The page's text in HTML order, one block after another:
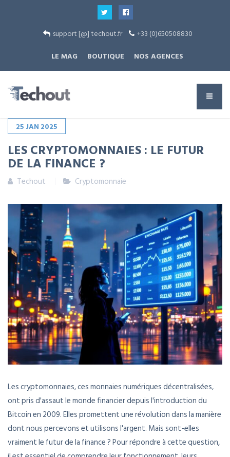
support [@] techout.fr
+33 (0)650508830
LE MAG
BOUTIQUE NOS AGENCES
25 JAN 2025
LES CRYPTOMONNAIES : LE FUTUR
DE LA FINANCE ?
Techout Cryptomonnaie
Les cryptomonnaies, ces monnaies numériques décentralisées,
ont pris d'assaut le monde financier depuis l'introduction du
Bitcoin en 2009. Elles promettent une révolution dans la manière
dont nous percevons et utilisons l'argent. Mais sont-elles
vraiment le futur de la finance ? Pour répondre à cette question,